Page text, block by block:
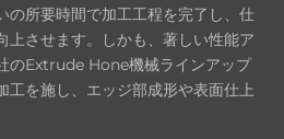
の所要時間で加工工程を完了し、仕
上させます。しかも、著しい性能ア
のExtrude Hone機械ラインアップ
工を施し、エッジ部成形や表面仕上